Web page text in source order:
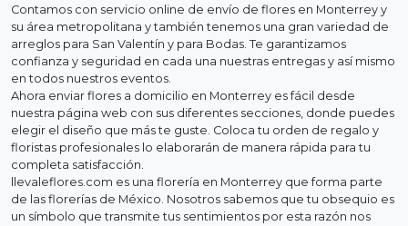
Contamos con servicio online de envío de flores en Monterrey y
su área metropolitana y también tenemos una gran variedad de
arreglos para San Valentín y para Bodas. Te garantizamos
confianza y seguridad en cada una nuestras entregas y así mismo
en todos nuestros eventos.
Ahora enviar flores a domicilio en Monterrey es fácil desde
nuestra página web con sus diferentes secciones, donde puedes
elegir el diseño que más te guste. Coloca tu orden de regalo y
floristas profesionales lo elaborarán de manera rápida para tu
completa satisfacción.
llevaleflores.com es una florería en Monterrey que forma parte
de las florerías de México. Nosotros sabemos que tu obsequio es
un símbolo que transmite tus sentimientos por esta razón nos